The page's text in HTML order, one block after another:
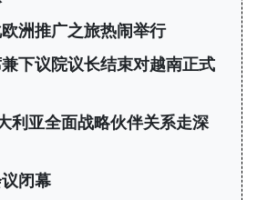
洲推广之旅热闹举行
下议院议长结束对越南正式
利亚全面战略伙伴关系走深
闭幕